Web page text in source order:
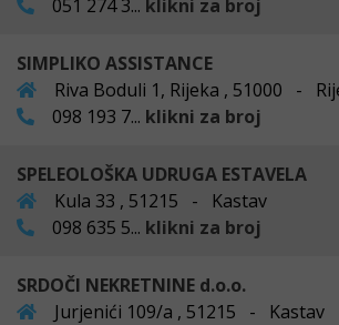
051 274 3... klikni za broj
SIMPLIKO ASSISTANCE
Riva Boduli 1, Rijeka , 51000 -
098 193 7... klikni za broj
SPELEOLOŠKA UDRUGA ESTAVELA
Kula 33 , 51215 - Kastav
098 635 5... klikni za broj
SRDOČI NEKRETNINE d.o.o.
Jurjenići 109/a , 51215 - Kastav